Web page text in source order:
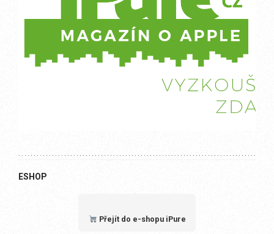
ESHOP
Přejít do e-shopu iPure